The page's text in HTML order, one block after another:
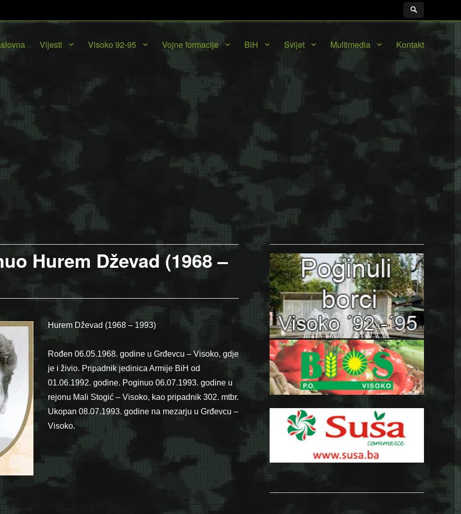
Vijesti Visoko 92-95 Vojne formacije BiH Svijet Multimedia Kontakt
Hurem Dževad (1968 –
Hurem Dževad (1968 – 1993)
Rođen 06.05.1968. godine u Grđevcu – Visoko, gdje
je i živio. Pripadnik jedinica Armije BiH od
01.06.1992. godine. Poginuo 06.07.1993. godine u
rejonu Mali Stogić – Visoko, kao pripadnik 302. mtbr.
Ukopan 08.07.1993. godine na mezarju u Grđevcu –
Visoko.